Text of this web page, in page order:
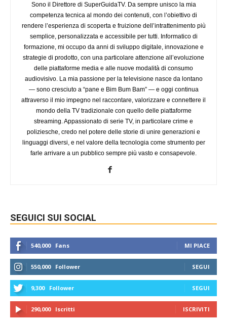
Sono il Direttore di SuperGuidaTV. Da sempre unisco la mia
competenza tecnica al mondo dei contenuti, con l’obiettivo di
rendere l’esperienza di scoperta e fruizione dell’intrattenimento più
semplice, personalizzata e accessibile per tutti. Informatico di
formazione, mi occupo da anni di sviluppo digitale, innovazione e
strategie di prodotto, con una particolare attenzione all’evoluzione
delle piattaforme media e alle nuove modalità di consumo
audiovisivo. La mia passione per la televisione nasce da lontano
— sono cresciuto a “pane e Bim Bum Bam” — e oggi continua
attraverso il mio impegno nel raccontare, valorizzare e connettere il
mondo della TV tradizionale con quello delle piattaforme
streaming. Appassionato di serie TV, in particolare crime e
poliziesche, credo nel potere delle storie di unire generazioni e
linguaggi diversi, e nel valore della tecnologia come strumento per
farle arrivare a un pubblico sempre più vasto e consapevole.
SEGUICI SUI SOCIAL
540,000 Fans MI PIACE
550,000 Follower SEGUI
9,300 Follower SEGUI
290,000 Iscritti ISCRIVITI